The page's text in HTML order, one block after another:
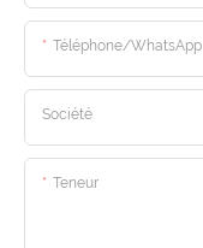
Téléphone/WhatsApp
Société
Teneur